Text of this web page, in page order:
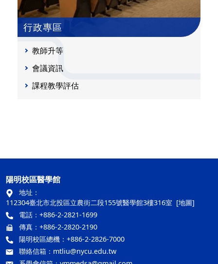
行政專區
教師升等
會議資訊
課程教學評估
陽明校區醫學館
地址：
112304臺北市北投區立農街二段155號醫學館3樓316室 [地圖]
電話：+886-2-2821-1699
傳真：+886-2-2820-2190
陽明校區總機：+886-2-2826-7000
聯絡信箱： mtliu@nycu.edu.tw